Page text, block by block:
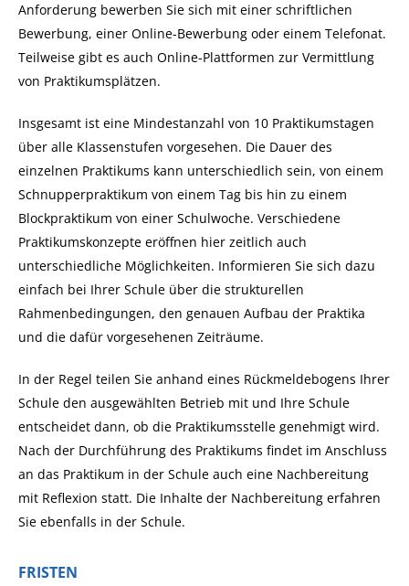
Anforderung bewerben Sie sich mit einer schriftlichen
Bewerbung, einer Online-Bewerbung oder einem Telefonat.
Teilweise gibt es auch Online-Plattformen zur Vermittlung
von Praktikumsplätzen.
Insgesamt ist eine Mindestanzahl von 10 Praktikumstagen
über alle Klassenstufen vorgesehen. Die Dauer des
einzelnen Praktikums kann unterschiedlich sein, von einem
Schnupperpraktikum von einem Tag bis hin zu einem
Blockpraktikum von einer Schulwoche. Verschiedene
Praktikumskonzepte eröffnen hier zeitlich auch
unterschiedliche Möglichkeiten. Informieren Sie sich dazu
einfach bei Ihrer Schule über die strukturellen
Rahmenbedingungen, den genauen Aufbau der Praktika
und die dafür vorgesehenen Zeiträume.
In der Regel teilen Sie anhand eines Rückmeldebogens Ihrer
Schule den ausgewählten Betrieb mit und Ihre Schule
entscheidet dann, ob die Praktikumsstelle genehmigt wird.
Nach der Durchführung des Praktikums findet im Anschluss
an das Praktikum in der Schule auch eine Nachbereitung
mit Reflexion statt. Die Inhalte der Nachbereitung erfahren
Sie ebenfalls in der Schule.
FRISTEN